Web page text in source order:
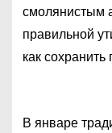
смолянистым
правильной
как
В январе